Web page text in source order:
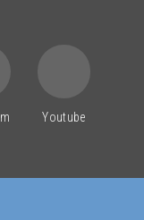
Youtube